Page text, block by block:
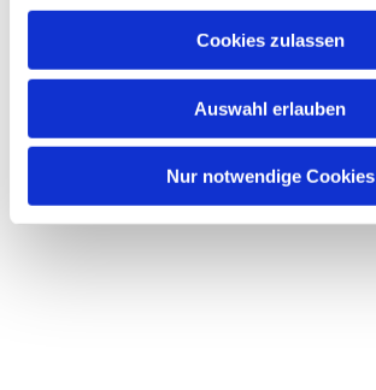
Cookies zulassen
Auswahl erlauben
Nur notwendige Cookies